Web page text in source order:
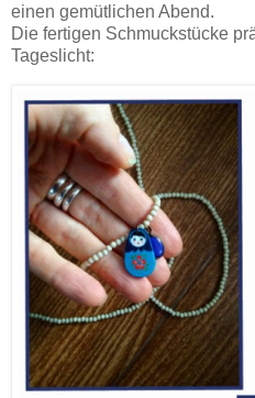
einen gemütlichen Abend.
Die fertigen Schmuckstücke
Tageslicht: